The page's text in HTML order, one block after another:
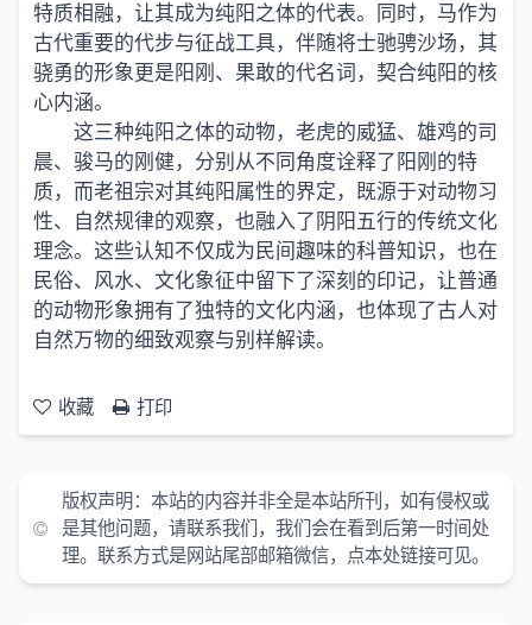
特质相融，让其成为纯阳之体的代表。同时，马作为
古代重要的代步与征战工具，伴随将士驰骋沙场，其
骁勇的形象更是阳刚、果敢的代名词，契合纯阳的核
心内涵。
这三种纯阳之体的动物，老虎的威猛、雄鸡的司
晨、骏马的刚健，分别从不同角度诠释了阳刚的特
质，而老祖宗对其纯阳属性的界定，既源于对动物习
性、自然规律的观察，也融入了阴阳五行的传统文化
理念。这些认知不仅成为民间趣味的科普知识，也在
民俗、风水、文化象征中留下了深刻的印记，让普通
的动物形象拥有了独特的文化内涵，也体现了古人对
自然万物的细致观察与别样解读。
收藏 打印
版权声明： 本站的内容并非全是本站所刊，如有侵权或
是其他问题，请联系我们，我们会在看到后第一时间处
理。联系方式是网站尾部邮箱微信，点本处链接可见。